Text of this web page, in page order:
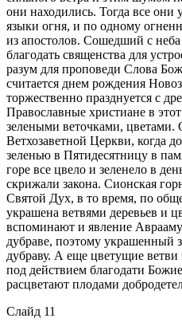
они находились. Тогда все
языки огня, и по одному
из апостолов. Сошедший с
благодать священства для
разум для проповеди Слова
считается днем рождения
торжественно празднуется с
Православные христиане в
зелеными веточками, цветами.
Ветхозаветной Церкви, когда
зеленью в Пятидесятницу в
горе все цвело и зеленело в
скрижали закона. Сионская
Святой Дух, в то время, по
украшена ветвями деревьев и
вспоминают и явление
дубраве, поэтому украшенный
дубраву. А еще цветущие
под действием благодати
расцветают плодами
Слайд 11